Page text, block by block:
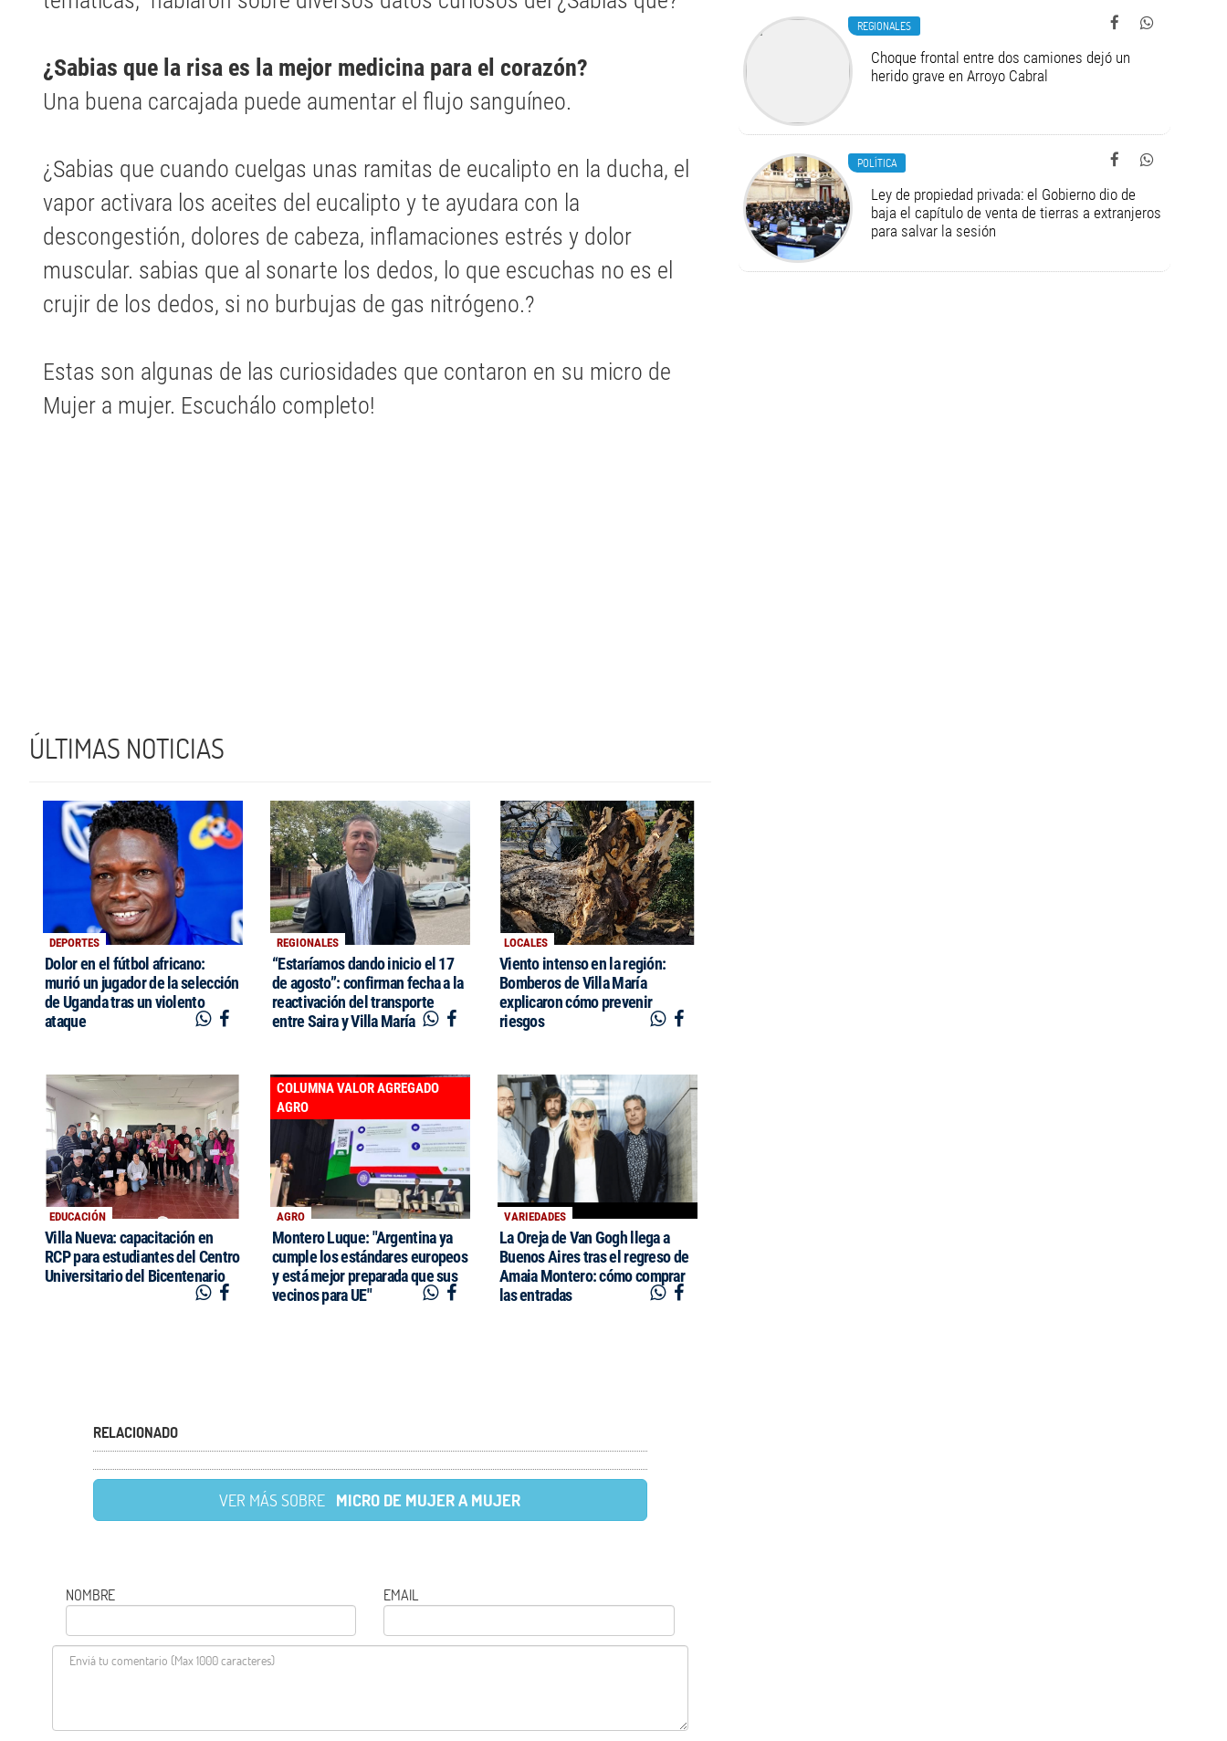
¿Sabias que la risa es la mejor medicina para el corazón?
Una buena carcajada puede aumentar el flujo sanguíneo.
¿Sabias que cuando cuelgas unas ramitas de eucalipto en la ducha, el
vapor activara los aceites del eucalipto y te ayudara con la
descongestión, dolores de cabeza, inflamaciones estrés y dolor
muscular. sabias que al sonarte los dedos, lo que escuchas no es el
crujir de los dedos, si no burbujas de gas nitrógeno.?
Estas son algunas de las curiosidades que contaron en su micro de
Mujer a mujer. Escuchálo completo!
ÚLTIMAS NOTICIAS
DEPORTES
Dolor en el fútbol africano:
murió un jugador de la selección
de Uganda tras un violento
ataque
REGIONALES
“Estaríamos dando inicio el 17
de agosto”: confirman fecha a la
reactivación del transporte
entre Saira y Villa María
LOCALES
Viento intenso en la región:
Bomberos de Villa María
explicaron cómo prevenir
riesgos
EDUCACIÓN
Villa Nueva: capacitación en
RCP para estudiantes del Centro
Universitario del Bicentenario
AGRO
COLUMNA VALOR AGREGADO
AGRO
Montero Luque: "Argentina ya
cumple los estándares europeos
y está mejor preparada que sus
vecinos para UE"
VARIEDADES
La Oreja de Van Gogh llega a
Buenos Aires tras el regreso de
Amaia Montero: cómo comprar
las entradas
RELACIONADO
VER MÁS SOBRE MICRO DE MUJER A MUJER
NOMBRE EMAIL
REGIONALES
Choque frontal entre dos camiones dejó un
herido grave en Arroyo Cabral
POLÍTICA
Ley de propiedad privada: el Gobierno dio de
baja el capítulo de venta de tierras a extranjeros
para salvar la sesión